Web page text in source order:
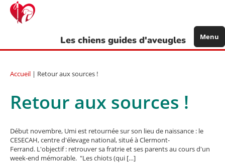
Aller
contenu
Les chiens guides d'aveugles Menu
Accueil | Retour aux sources !
Retour aux sources !
Début novembre, Umi est retournée sur son lieu de naissance : le
CESECAH, centre d'élevage national, situé à Clermont-
Ferrand. L'objectif : retrouver sa fratrie et ses parents au cours d'un
week-end mémorable. "Les chiots (qui […]